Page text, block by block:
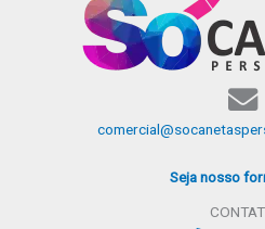
Seja nosso